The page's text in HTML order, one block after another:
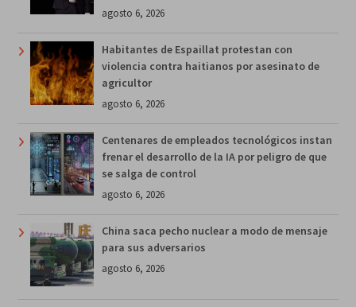
agosto 6, 2026
Habitantes de Espaillat protestan con
violencia contra haitianos por asesinato de
agricultor
agosto 6, 2026
Centenares de empleados tecnológicos instan
frenar el desarrollo de la IA por peligro de que
se salga de control
agosto 6, 2026
China saca pecho nuclear a modo de mensaje
para sus adversarios
agosto 6, 2026